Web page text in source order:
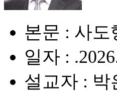
본문 : 사도
일자 :
설교자 : 박